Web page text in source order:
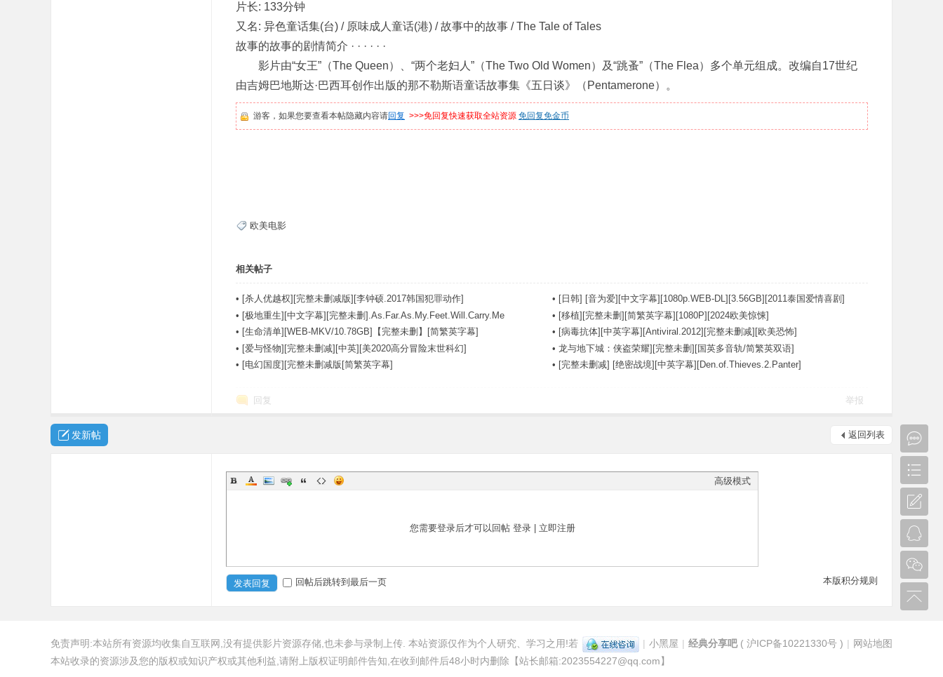
片长: 133分钟
又名: 异色童话集(台) / 原味成人童话(港) / 故事中的故事 / The Tale of Tales
故事的故事的剧情简介 · · · · · ·
影片由“女王”（The Queen）、“两个老妇人”（The Two Old Women）及“跳蚤”（The Flea）多个单元组成。改编自17世纪
由吉姆巴地斯达·巴西耳创作出版的那不勒斯语童话故事集《五日谈》（Pentamerone）。
游客，如果您要查看本帖隐藏内容请回复 >>>免回复快速获取全站资源 免回复免金币
欧美电影
相关帖子
• [杀人优越权][完整未删减版][李钟硕.2017韩国犯罪动作] • [日韩] [音为爱][中文字幕][1080p.WEB-DL][3.56GB][2011泰国爱情喜剧]
• [极地重生][中文字幕][完整未删].As.Far.As.My.Feet.Will.Carry.Me • [移植][完整未删][简繁英字幕][1080P][2024欧美惊悚]
• [生命清单][WEB-MKV/10.78GB]【完整未删】[简繁英字幕] • [病毒抗体][中英字幕][Antiviral.2012][完整未删减][欧美恐怖]
• [爱与怪物][完整未删减][中英][美2020高分冒险末世科幻] • 龙与地下城：侠盗荣耀][完整未删][国英多音轨/简繁英双语]
• [电幻国度][完整未删减版[简繁英字幕] • [完整未删减] [绝密战境][中英字幕][Den.of.Thieves.2.Panter]
回复 举报
返回列表
发新帖
高级模式
您需要登录后才可以回帖 登录| 立即注册
本版积分规则
发表回复 回帖后跳转到最后一页
| 小黑屋 | 经典分享吧( 沪ICP备10221330号 ) | 网站地图
免责声明:本站所有资源均收集自互联网,没有提供影片资源存储,也未参与录制上传. 本站资源仅作为个人研究、学习之用!若
本站收录的资源涉及您的版权或知识产权或其他利益,请附上版权证明邮件告知,在收到邮件后48小时内删除【站长邮箱:2023554227@qq.com】